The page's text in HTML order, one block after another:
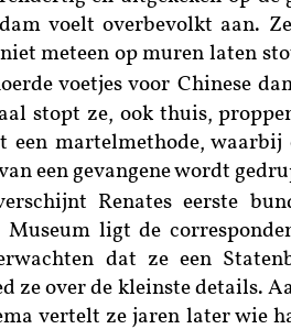
voelt overbevolkt aan.
meteen op muren laten
voetjes voor Chinese
stopt ze, ook thuis,
een martelmethode,
een gevangene wordt
Renates eerste
Museum ligt de
dat ze een
ze over de kleinste details.
vertelt ze jaren later wie